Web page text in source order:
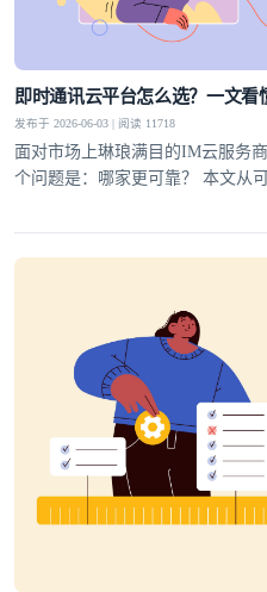
即时通讯云平台怎么选？一文
发布于 2026-06-03 | 阅读 11718
面对市场上琳琅满目的IM云服务
个问题是：哪家更可靠？ 本文从